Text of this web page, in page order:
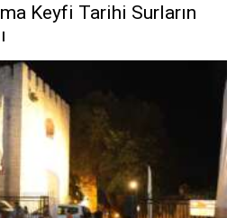
Keyfi Tarihi Surların